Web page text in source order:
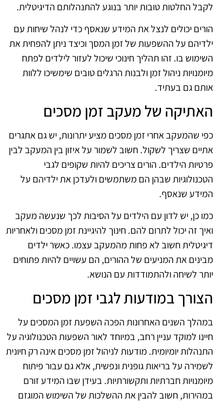
לקבל החלטות טובות יותר בנוגע להתנהלותם הדיגיטלית.
הורים יכולים לנצל את המידע שנאסף כדי לנהל שיחות עם
ילדיהם על ההשפעות של זמן המסך וכיצד ניתן להפחית את
השימוש בו. זהו תהליך חינוכי שיכול לעזור לילדים לפתח
מיומנויות ניהול זמן ולבנות הרגלים טובים שימשיכו ללוות
אותם גם בעתיד.
האתיקה של מעקב זמן מסכים
כפי שהמעקב אחרי זמן מסכים מציע יתרונות, יש גם אתגרים
אתיים שצריך לשקול. חשוב לשמור על איזון בין המעקב לבין
פרטיות הילדים. הורים צריכים להיות שקופים לגבי
הטכנולוגיות שבהן הם משתמשים ולעדכן את ילדיהם על
המידע שנאסף.
כמו כן, יש לדון עם הילדים על הסיבות לכך שנעשה מעקב
ואיך זה יכול לתרום להם. חינוך להיגיינת זמן מסכים ולאחריות
דיגיטלית חשוב לא פחות מהמעקב עצמו. כאשר ילדים
מבינים את המניעים של ההורים, הם עשויים להיות פתוחים
יותר לשיחה ולהתמודדות עם הנושא.
הצורך במודעות לגבי זמן מסכים
במהלך השנים האחרונות הפכה השפעת זמן המסכים על
חיינו למוקד עניין רחב, במיוחד לאור השפעות הטכנולוגיה על
התנהלות יומיומית. מודעות לניהול זמן מסכים אינה רק חיונית
לשמירה על בריאות גופנית ונפשית, אלא גם עבור פיתוח
מיומנויות חברתיות ותקשורתיות. בעידן שבו המידע זורם
במהירות, חשוב להבין את ההשלכות של השימוש המוגזם